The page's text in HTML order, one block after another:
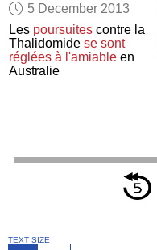
5 December 2013
Les poursuites contre la
Thalidomidese sont
réglées à l'amiable en
Australie
TEXT SIZE